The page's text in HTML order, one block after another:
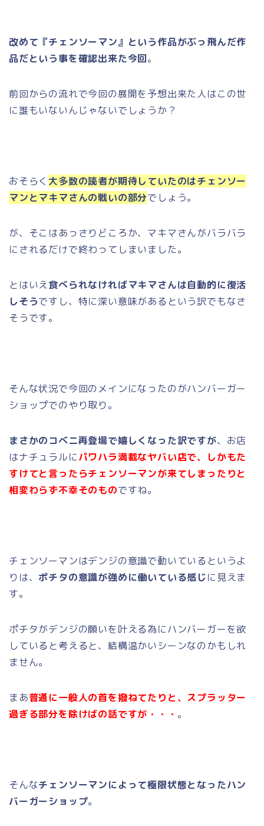
改めて『チェンソーマン』という作品がぶっ飛んだ作
品だという事を確認出来た今回。
前回からの流れで今回の展開を予想出来た人はこの世
に誰もいないんじゃないでしょうか？
おそらく 大多数の読者が期待していたのはチェンソー
マンとマキマさんの戦いの部分でしょう。
が、そこはあっさりどころか、マキマさんがバラバラ
にされるだけで終わってしまいました。
とはいえ食べられなければマキマさんは自動的に復活
しそうですし、特に深い意味があるという訳でもなさ
そうです。
そんな状況で今回のメインになったのがハンバーガー
ショップでのやり取り。
まさかのコベニ再登場で嬉しくなった訳ですが、お店
はナチュラルにパワハラ満載なヤバい店で、しかもた
すけてと言ったらチェンソーマンが来てしまったりと
相変わらず不幸そのものですね。
チェンソーマンはデンジの意識で動いているというよ
りは、 ポチタの意識が強めに働いている感じ に見えま
す。
ポチタがデンジの願いを叶える為にハンバーガーを欲
していると考えると、結構温かいシーンなのかもしれ
ません。
まあ普通に一般人の首を撥ねてたりと、スプラッター
過ぎる部分を除けばの話ですが・・・ 。
そんなチェンソーマンによって極限状態となったハン
バーガーショップ。